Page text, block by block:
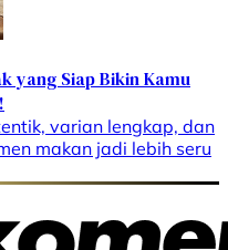
yang Siap Bikin Kamu
varian lengkap, dan
makan jadi lebih seru